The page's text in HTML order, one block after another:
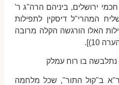
ירושלים, ביניהם הרה"ג ר'
המהרי"ל דיסקין לתפילות
האלו הורגשה הקלה מרובה
10)].
נתלבשה בו רוח עמלק
ב"קול התור", שכל מלחמה